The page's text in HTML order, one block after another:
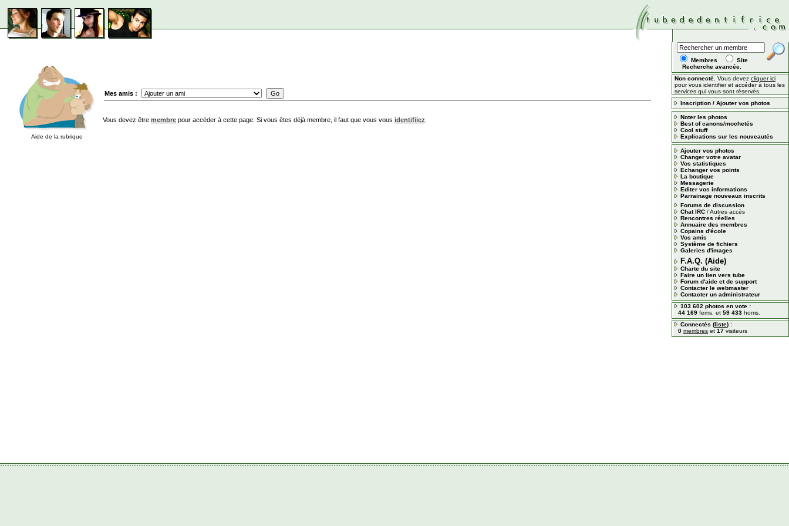
Aide de la rubrique
Mes amis :
Vous devez être membre pour accéder à cette page. Si vous êtes déjà membre, il faut que vous vous identifiiez
Membres
Site
Recherche avancée.
Non connecté. Vous devez cliquer ici
pour vous identifier et accéder à tous les
services qui vous sont réservés.
Inscription / Ajouter vos photos
Noter les photos
Best of canons/mochetés
Cool stuff
Explications sur les nouveautés
Ajouter vos photos
Changer votre avatar
Vos statistiques
Echanger vos points
La boutique
Messagerie
Editer vos informations
Parrainage nouveaux inscrits
Forums de discussion
Chat IRC /Autres accès
Rencontres réelles
Annuaire des membres
Copains d'école
Vos amis
Système de fichiers
Galeries d'images
F.A.Q. (Aide)
Charte du site
Faire un lien vers tube
Forum d'aide et de support
Contacter le webmaster
Contacter un administrateur
103 602 photos en vote :
44 169 fems. et 59 433 homs.
Connectés (liste) :
0 membres et 17 visiteurs